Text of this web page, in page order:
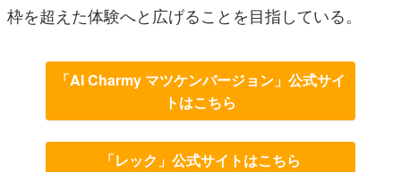
枠を超えた体験へと広げることを目指している。
「AI Charmy マツケンバージョン」公式サイ
トはこちら
「レック」公式サイトはこちら